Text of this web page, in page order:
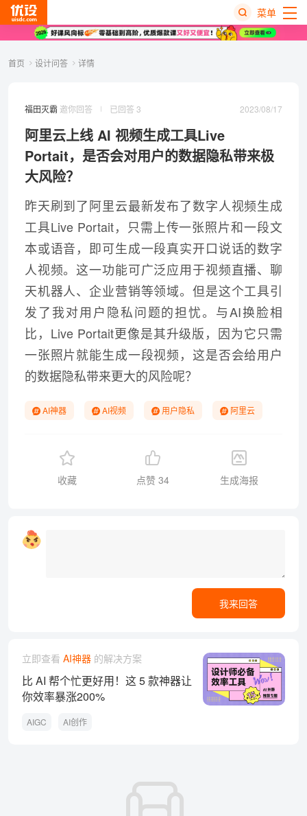
菜单
首页 设计问答 详情
福田灭霸 邀你回答 已回答 3 2023/08/17
阿里云上线 AI 视频生成工具Live
Portait，是否会对用户的数据隐私带来极
大风险？
昨天刷到了阿里云最新发布了数字人视频生成
工具Live Portait，只需上传一张照片和一段文
本或语音，即可生成一段真实开口说话的数字
人视频。这一功能可广泛应用于视频直播、聊
天机器人、企业营销等领域。但是这个工具引
发了我对用户隐私问题的担忧。与AI换脸相
比，Live Portait更像是其升级版，因为它只需
一张照片就能生成一段视频，这是否会给用户
的数据隐私带来更大的风险呢？
AI神器 AI视频 用户隐私 阿里云
收藏 点赞 34 生成海报
我来回答
立即查看 AI神器的解决方案
比 AI 帮个忙更好用！这 5 款神器让
你效率暴涨200%
AIGC AI创作